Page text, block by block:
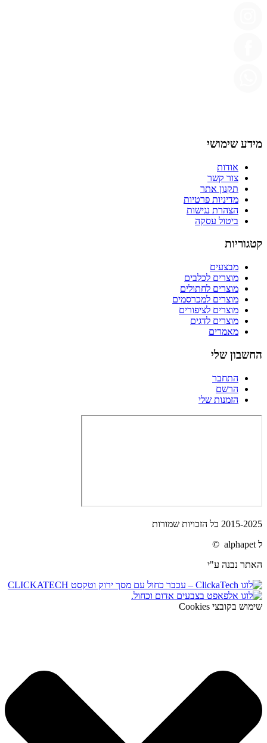
מידע שימושי
אודות
צור קשר
תקנון אתר
מדיניות פרטיות
הצהרת נגישות
ביטול עסקה
קטגוריות
מבצעים
מוצרים לכלבים
מוצרים לחתולים
מוצרים למכרסמים
מוצרים לציפורים
מוצרים לדגים
מאמרים
החשבון שלי
התחבר
הרשם
הזמנות שלי
2015-2025 כל הזכויות שמורות
ל alphapet ©
האתר נבנה ע"י
שימוש בקובצי Cookies